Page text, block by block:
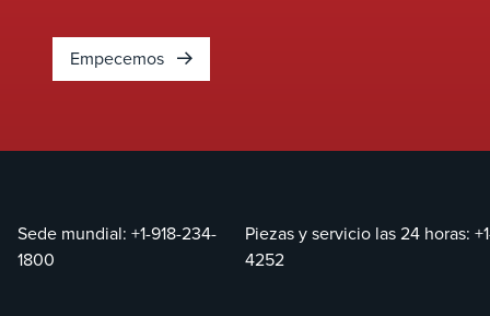
Empecemos
Sede mundial: +1-918-234-
1800
Piezas y servicio las 24 horas:
4252